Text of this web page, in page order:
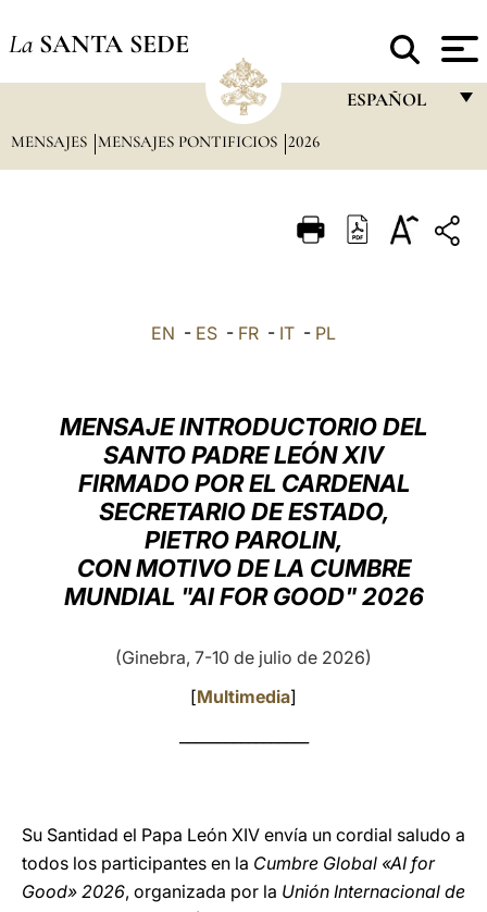
La SANTA SEDE
ESPAÑOL
ITALIANO
العربيّة
中文
LATINE
MENSAJES MENSAJES PONTIFICIOS 2026
EN - ES - FR - IT - PL
MENSAJE INTRODUCTORIO DEL
SANTO PADRE LEÓN XIV
FIRMADO POR EL CARDENAL
SECRETARIO DE ESTADO,
PIETRO PAROLIN,
CON MOTIVO DE LA CUMBRE
MUNDIAL "AI FOR GOOD" 2026
(Ginebra, 7-10 de julio de 2026)
[Multimedia]
Su Santidad el Papa León XIV envía un cordial saludo a
todos los participantes en la Cumbre Global «AI for
Good» 2026, organizada por la Unión Internacional de